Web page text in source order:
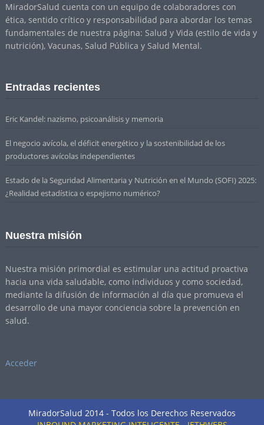
MiradorSalud cuenta con un equipo de colaboradores con
ética, sentido crítico y responsabilidad para abordar los temas
fundamentales de nuestra página: Salud y Vida (estilo de vida y
nutrición), Vacunas, Salud Pública y Salud Mental.
Entradas recientes
Eric Kandel: nazismo, psicoanálisis y memoria
El negocio avícola, el déficit energético y la sostenibilidad de los
productores avícolas independientes
Estado de la Seguridad Alimentaria y Nutrición en el Mundo (SOFI) 2025:
¿Realidad estadística o espejismo numérico?
Nuestra misión
Nuestra misión primordial es estimular una actitud proactiva
hacia una vida saludable, como individuos y como sociedad,
mediante la difusión de información al día que promueva el
desarrollo de una mayor conciencia sobre la prevención en
salud.
Acceder
MiradorSalud 2014 - Todos los Derechos Reservados